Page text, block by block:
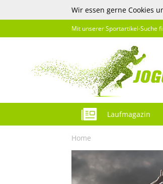
Wir essen gerne Cookies
Mit unserer Sportartikel-Suche
Laufmagazin
Home